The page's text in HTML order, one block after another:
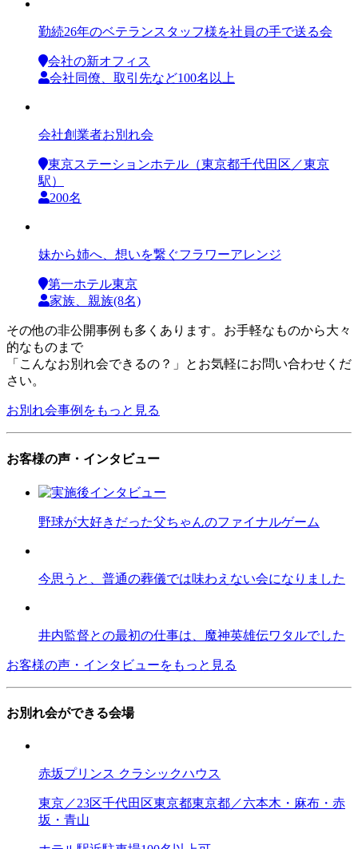
勤続26年のベテランスタッフ様を社員の手で送る会
会社の新オフィス
会社同僚、取引先など100名以上
会社創業者お別れ会
東京ステーションホテル（東京都千代田区／東京
駅）
200名
妹から姉へ、想いを繋ぐフラワーアレンジ
第一ホテル東京
家族、親族(8名)
その他の非公開事例も多くあります。お手軽なものから大々
的なものまで
「こんなお別れ会できるの？」とお気軽にお問い合わせくだ
さい。
お別れ会事例をもっと見る
お客様の声・インタビュー
野球が大好きだった父ちゃんのファイナルゲーム
今思うと、普通の葬儀では味わえない会になりました
井内監督との最初の仕事は、魔神英雄伝ワタルでした
お客様の声・インタビューをもっと見る
お別れ会ができる会場
赤坂プリンス クラシックハウス
東京／23区千代田区東京都東京都／六本木・麻布・赤
坂・青山